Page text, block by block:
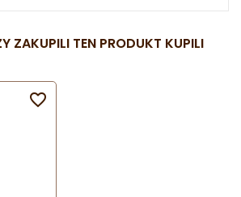
ZAKUPILI TEN PRODUKT KUPILI
